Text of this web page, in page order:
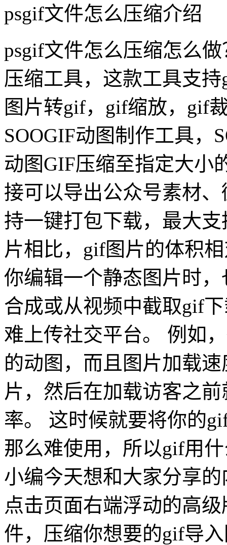
psgif文件怎么压缩介绍
psgif文件怎么压缩怎么
压缩工具，这款工具支
图片转gif，gif缩放，gif
SOOGIF动图制作工具，
动图GIF压缩至指定大小
接可以导出公众号素材
持一键打包下载，最大
片相比，gif图片的体积
你编辑一个静态图片时
合成或从视频中截取gif
难上传社交平台。 例如
的动图，而且图片加载
片，然后在加载访客之
率。 这时候就要将你的
那么难使用，所以gif用
小编今天想和大家分享
点击页面右端浮动的高
件，压缩你想要的gif导